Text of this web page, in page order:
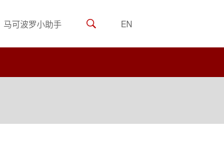
马可波罗小助手 EN